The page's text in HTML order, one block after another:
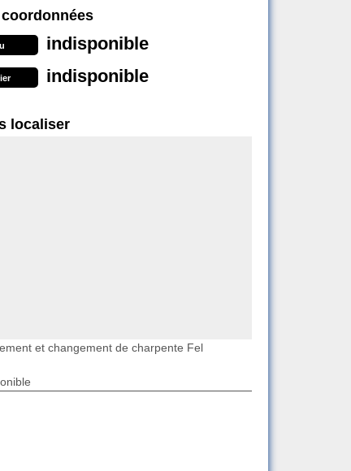
indisponible
indisponible
localiser
et changement de charpente Fel